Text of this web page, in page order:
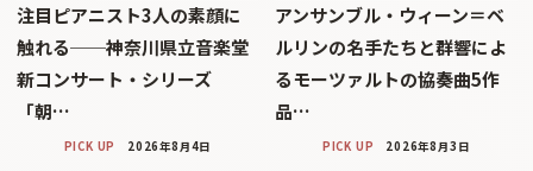
注目ピアニスト3人の素顔に
触れる──神奈川県立音楽堂
新コンサート・シリーズ
「朝…
PICK UP 2026年8月4日
アンサンブル・ウィーン＝ベ
ルリンの名手たちと群響によ
るモーツァルトの協奏曲5作
品…
PICK UP 2026年8月3日